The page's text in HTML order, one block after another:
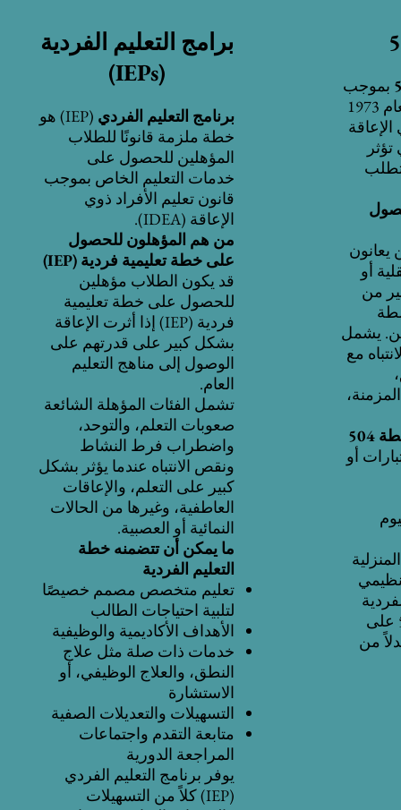
برامج التعليم الفردية
(IEPs)
برنامج التعليم الفردي
(IEP) هو
خطة ملزمة قانونًا للطلاب
المؤهلين للحصول على
خدمات التعليم الخاص بموجب
قانون تعليم الأفراد ذوي
الإعاقة (IDEA).
من هم المؤهلون للحصول
على خطة تعليمية فردية (IEP)
قد يكون الطلاب مؤهلين
للحصول على خطة تعليمية
فردية (IEP) إذا أثرت الإعاقة
بشكل كبير على قدرتهم على
الوصول إلى مناهج التعليم
العام.
تشمل الفئات المؤهلة الشائعة
صعوبات التعلم، والتوحد،
واضطراب فرط النشاط
ونقص الانتباه عندما يؤثر بشكل
كبير على التعلم، والإعاقات
العاطفية، وغيرها من الحالات
النمائية أو العصبية.
ما يمكن أن تتضمنه خطة
التعليم الفردية
تعليم متخصص مصمم خصيصًا
لتلبية احتياجات الطالب
الأهداف الأكاديمية والوظيفية
خدمات ذات صلة مثل علاج
النطق، والعلاج الوظيفي، أو
الاستشارة
التسهيلات والتعديلات الصفية
متابعة التقدم واجتماعات
المراجعة الدورية
يوفر برنامج التعليم الفردي
(IEP) كلاً من التسهيلات
بموجب
قانون إعادة التأهيل لعام 1973
يعانون
أو
من
يشمل
مع
أو
(IEP)، تركز خطة 504 على
من